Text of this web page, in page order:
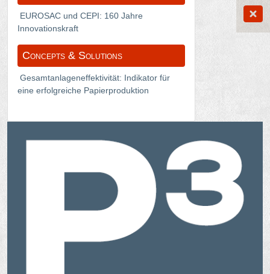
EUROSAC und CEPI: 160 Jahre
Innovationskraft
Concepts & Solutions
Gesamtanlageneffektivität: Indikator für
eine erfolgreiche Papierproduktion